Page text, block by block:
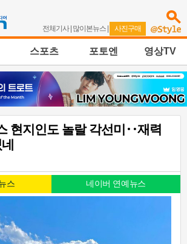
전체기사| 많이본뉴스 | 사진구매
스포츠 포토엔 영상TV
현지인도 놀랄 각선미‥재력
스 네이버 연예뉴스